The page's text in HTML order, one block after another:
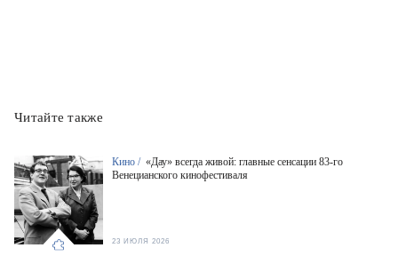
Читайте также
Кино / «Дау» всегда живой: главные сенсации 83-го
Венецианского кинофестиваля
23 ИЮЛЯ 2026